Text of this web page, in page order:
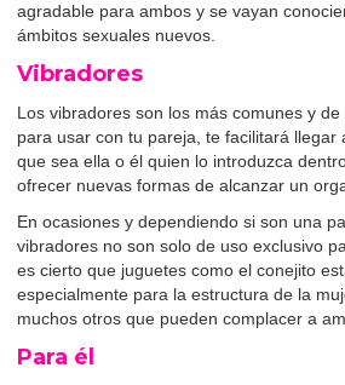
agradable para ambos y se vayan
ámbitos sexuales nuevos.
Vibradores
Los vibradores son los más comunes y
para usar con tu pareja, te facilitará llegar
que sea ella o él quien lo introduzca
ofrecer nuevas formas de alcanzar un
En ocasiones y dependiendo si son una
vibradores no son solo de uso exclusivo
es cierto que juguetes como el conejito
especialmente para la estructura de la
muchos otros que pueden complacer a
Para él